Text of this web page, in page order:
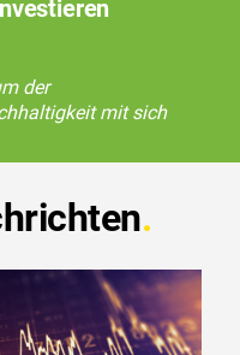
der
mit sich